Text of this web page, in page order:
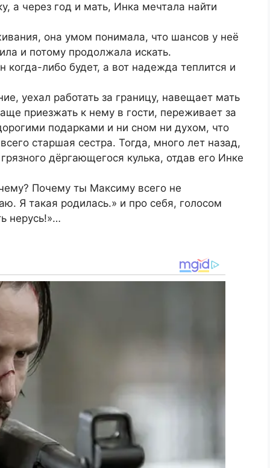
а через год и мать, Инка мечтала найти
она умом понимала, что шансов у неё
и потому продолжала искать.
либо будет, а вот надежда теплится и
уехал работать за границу, навещает мать
приезжать к нему в гости, переживает за
подарками и ни сном ни духом, что
старшая сестра. Тогда, много лет назад,
дёргающегося кулька, отдав его Инке
Почему ты Максиму всего не
Я такая родилась.» и про себя, голосом
нерусь!»…